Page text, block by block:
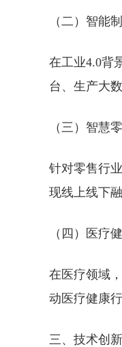
（二）智能
在工业4.0背
台、生产大
（三）智慧
针对零售行
现线上线下
（四）医疗
在医疗领域
动医疗健康
三、技术创